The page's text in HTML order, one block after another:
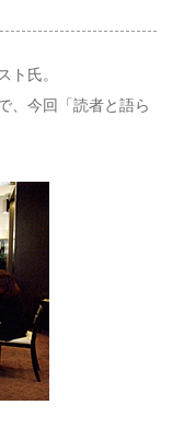
ト氏。
、今回「読者と語ら